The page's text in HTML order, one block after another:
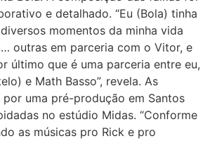
e detalhado. “Eu (Bola) tinha
momentos da minha vida
outras em parceria com o Vitor, e
último que é uma parceria entre eu,
e Math Basso”, revela. As
por uma pré-produção em Santos
no estúdio Midas. “Conforme
as músicas pro Rick e pro